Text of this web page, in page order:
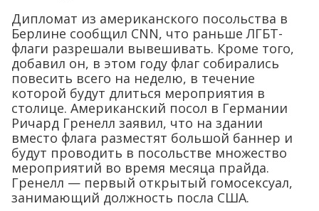
Дипломат из американского посольства в
Берлине сообщил CNN, что раньше ЛГБТ-
флаги разрешали вывешивать. Кроме того,
добавил он, в этом году флаг собирались
повесить всего на неделю, в течение
которой будут длиться мероприятия в
столице. Американский посол в Германии
Ричард Гренелл заявил, что на здании
вместо флага разместят большой баннер и
будут проводить в посольстве множество
мероприятий во время месяца прайда.
Гренелл — первый открытый гомосексуал,
занимающий должность посла США.